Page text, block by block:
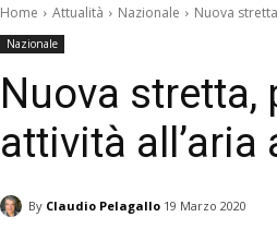
Home Attualità Nazionale Nuova
Nazionale
Nuova
attività all’aria
By Claudio Pelagallo 19 Marzo 2020